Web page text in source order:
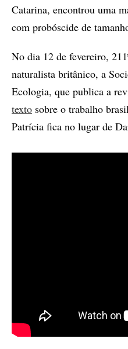
Catarina, encontrou uma
com probóscide de
No dia 12 de fevereiro,
naturalista britânico, a
Ecologia, que publica a
texto sobre o trabalho
Patrícia fica no lugar de